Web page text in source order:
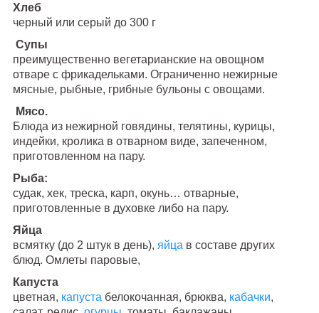
Хлеб
черный или серый до 300 г
Супы
преимущественно вегетарианские на овощном
отваре с фрикадельками. Ограниченно нежирные
мясные, рыбные, грибные бульоны с овощами.
Мясо.
Блюда из нежирной говядины, телятины, курицы,
индейки, кролика в отварном виде, запеченном,
приготовленном на пару.
Рыба:
судак, хек, треска, карп, окунь… отварные,
приготовленные в духовке либо на пару.
Яйца
всмятку (до 2 штук в день), яйца в составе других
блюд. Омлеты паровые,
Капуста
цветная, капуста белокочанная, брюква, кабачки,